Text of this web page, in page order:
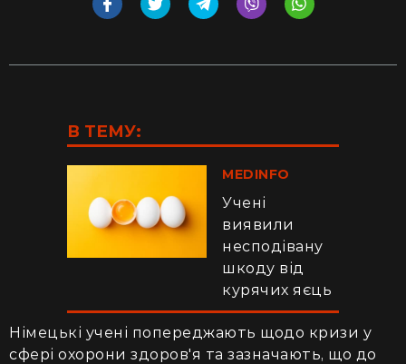
В ТЕМУ:
MEDINFO
Учені
виявили
несподівану
шкоду від
курячих яєць
Німецькі учені попереджають щодо кризи у
сфері охорони здоров'я та зазначають, що до